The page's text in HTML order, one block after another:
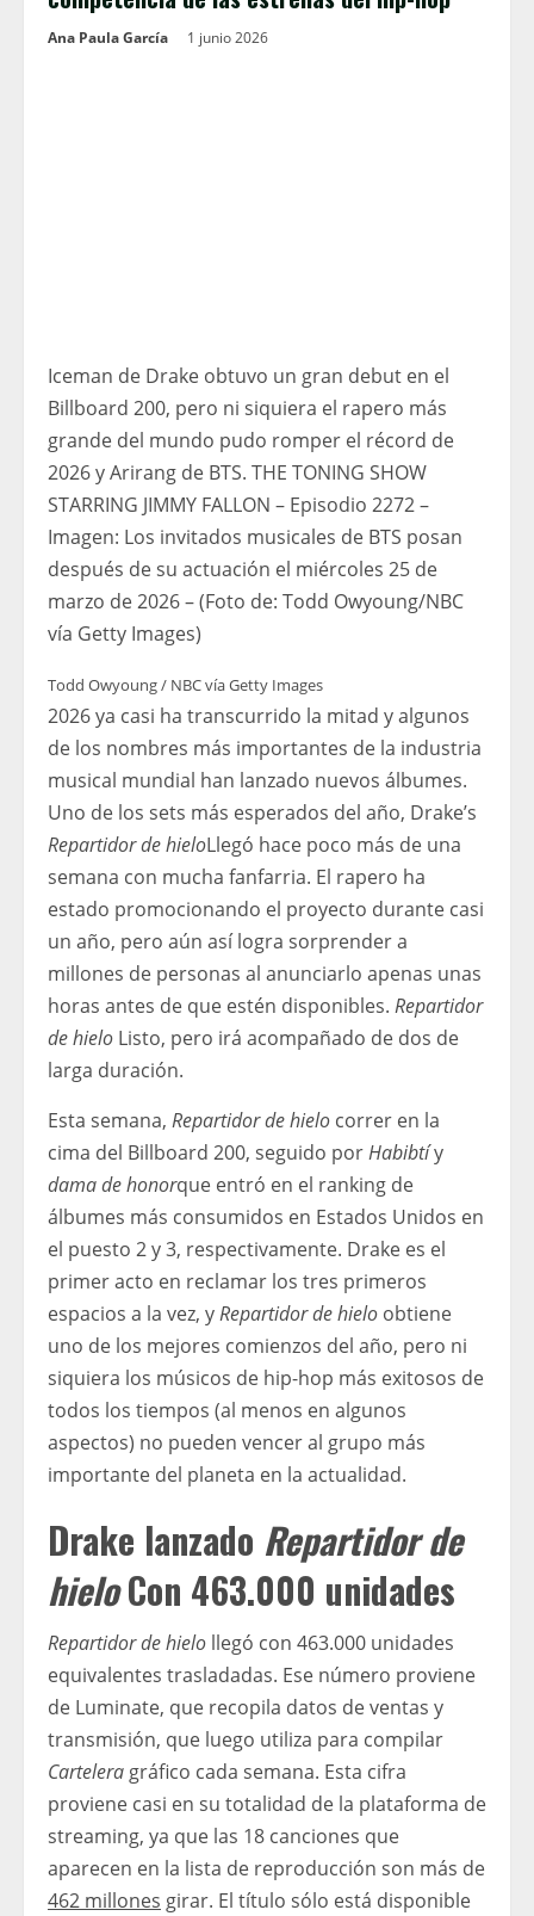
Ana Paula García 1 junio 2026
Iceman de Drake obtuvo un gran debut en el
Billboard 200, pero ni siquiera el rapero más
grande del mundo pudo romper el récord de
2026 y Arirang de BTS. THE TONING SHOW
STARRING JIMMY FALLON – Episodio 2272 –
Imagen: Los invitados musicales de BTS posan
después de su actuación el miércoles 25 de
marzo de 2026 – (Foto de: Todd Owyoung/NBC
vía Getty Images)
Todd Owyoung / NBC vía Getty Images
2026 ya casi ha transcurrido la mitad y algunos
de los nombres más importantes de la industria
musical mundial han lanzado nuevos álbumes.
Uno de los sets más esperados del año, Drake’s
Repartidor de hieloLlegó hace poco más de una
semana con mucha fanfarria. El rapero ha
estado promocionando el proyecto durante casi
un año, pero aún así logra sorprender a
millones de personas al anunciarlo apenas unas
horas antes de que estén disponibles. Repartidor
de hielo Listo, pero irá acompañado de dos de
larga duración.
Esta semana, Repartidor de hielo correr en la
cima del Billboard 200, seguido porHabibtíy
dama de honorque entró en el ranking de
álbumes más consumidos en Estados Unidos en
el puesto 2 y 3, respectivamente. Drake es el
primer acto en reclamar los tres primeros
espacios a la vez, yRepartidor de hielo obtiene
uno de los mejores comienzos del año, pero ni
siquiera los músicos de hip-hop más exitosos de
todos los tiempos (al menos en algunos
aspectos) no pueden vencer al grupo más
importante del planeta en la actualidad.
Drake lanzado Repartidor de
hieloCon 463.000 unidades
Repartidor de hielo llegó con 463.000 unidades
equivalentes trasladadas. Ese número proviene
de Luminate, que recopila datos de ventas y
transmisión, que luego utiliza para compilar
Cartelera gráfico cada semana. Esta cifra
proviene casi en su totalidad de la plataforma de
streaming, ya que las 18 canciones que
aparecen en la lista de reproducción son más de
462 millones girar. El título sólo está disponible